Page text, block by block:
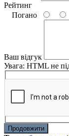
Рейтинг
Погано
Ваш відгук
Увага: HTML не
Продовжити